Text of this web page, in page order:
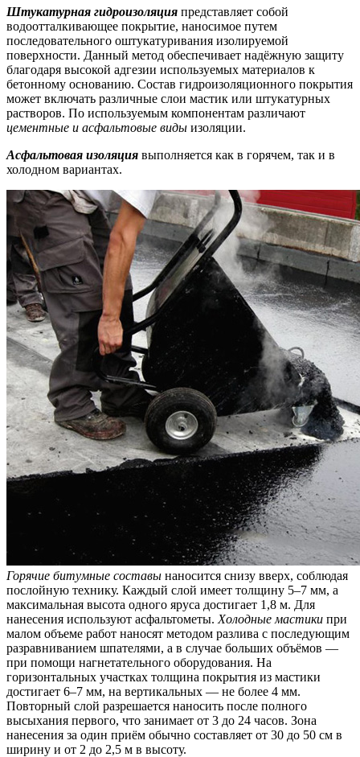
Штукатурная гидроизоляция представляет собой
водоотталкивающее покрытие, наносимое путем
последовательного оштукатуривания изолируемой
поверхности. Данный метод обеспечивает надёжную защиту
благодаря высокой адгезии используемых материалов к
бетонному основанию. Состав гидроизоляционного покрытия
может включать различные слои мастик или штукатурных
растворов. По используемым компонентам различают
цементные и асфальтовые виды изоляции.
Асфальтовая изоляция выполняется как в горячем, так и в
холодном вариантах.
Горячие битумные составы наносится снизу вверх, соблюдая
послойную технику. Каждый слой имеет толщину 5–7 мм, а
максимальная высота одного яруса достигает 1,8 м. Для
нанесения используют асфальтометы. Холодные мастики при
малом объеме работ наносят методом разлива с последующим
разравниванием шпателями, а в случае больших объёмов —
при помощи нагнетательного оборудования. На
горизонтальных участках толщина покрытия из мастики
достигает 6–7 мм, на вертикальных — не более 4 мм.
Повторный слой разрешается наносить после полного
высыхания первого, что занимает от 3 до 24 часов. Зона
нанесения за один приём обычно составляет от 30 до 50 см в
ширину и от 2 до 2,5 м в высоту.